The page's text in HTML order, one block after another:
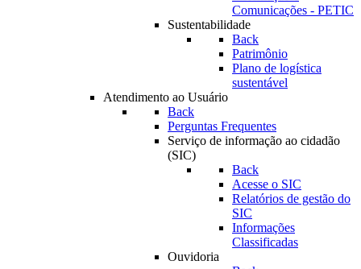
Comunicações - PETIC
Sustentabilidade
Back
Patrimônio
Plano de logística
sustentável
Atendimento ao Usuário
Back
Perguntas Frequentes
Serviço de informação ao cidadão
(SIC)
Back
Acesse o SIC
Relatórios de gestão do
SIC
Informações
Classificadas
Ouvidoria